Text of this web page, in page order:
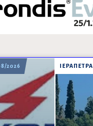
2026 ΙΕΡΑΠΕΤΡΑ